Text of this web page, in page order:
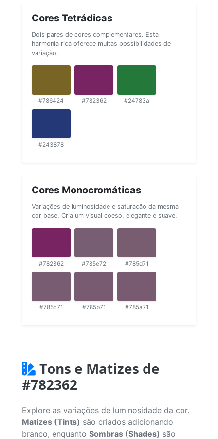
Cores Tetrádicas
Dois pares de cores complementares. Esta
harmonia rica oferece muitas possibilidades de
variação.
#786424 #782362 #24783a
#243878
Cores Monocromáticas
Variações de luminosidade e saturação da mesma
cor base. Cria um visual coeso, elegante e suave.
#782362 #785e72 #785d71
#785c71 #785b71 #785a71
Tons e Matizes de
#782362
Explore as variações de luminosidade da cor.
Matizes (Tints) são criados adicionando
branco, enquanto Sombras (Shades) são